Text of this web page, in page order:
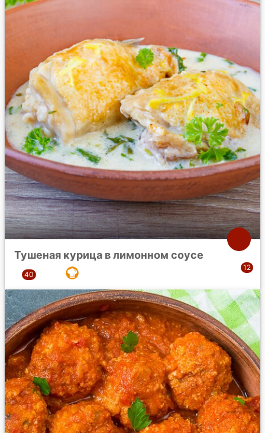
Тушеная курица в лимонном соусе